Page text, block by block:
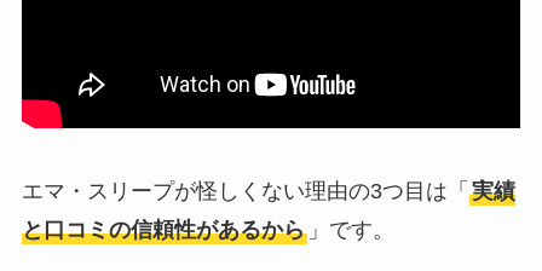
エマ・スリープが怪しくない理由の3つ目は「 実績
と口コミの信頼性があるから」です。